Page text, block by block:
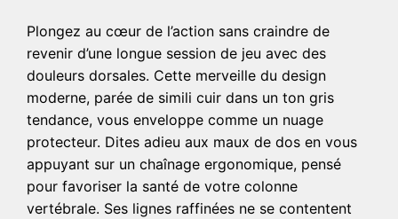
Plongez au cœur de l’action sans craindre de
revenir d’une longue session de jeu avec des
douleurs dorsales. Cette merveille du design
moderne, parée de simili cuir dans un ton gris
tendance, vous enveloppe comme un nuage
protecteur. Dites adieu aux maux de dos en vous
appuyant sur un chaînage ergonomique, pensé
pour favoriser la santé de votre colonne
vertébrale. Ses lignes raffinées ne se contentent